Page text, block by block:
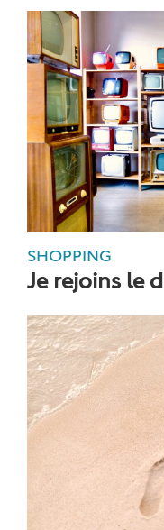
SHOPPING
Je rejoins le